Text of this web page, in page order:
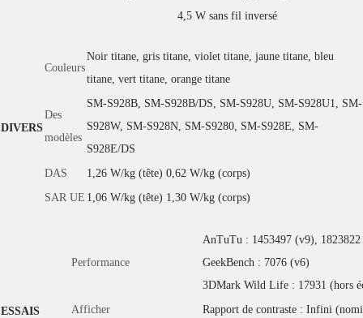
4,5 W sans fil inversé
DIVERS
Couleurs
Noir titane, gris titane, violet titane, jaune titane, bleu
titane, vert titane, orange titane
Des
modèles
SM-S928B, SM-S928B/DS, SM-S928U, SM-S928U1, SM-
S928W, SM-S928N, SM-S9280, SM-S928E, SM-
S928E/DS
DAS
1,26 W/kg (tête) 0,62 W/kg (corps)
SAR UE 1,06 W/kg (tête) 1,30 W/kg (corps)
ESSAIS
Performance
AnTuTu : 1453497 (v9),
GeekBench : 7076 (v6)
3DMark Wild Life : 17931 (hors
Afficher
Rapport de contraste : Infini